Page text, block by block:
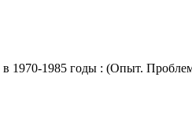
1970-1985 годы : (Опыт.